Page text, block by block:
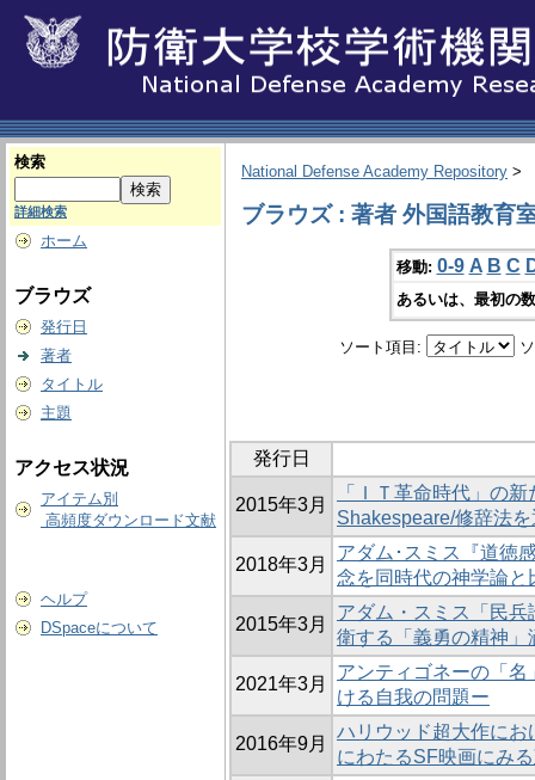
検索
詳細検索
ホーム
ブラウズ
発行日
著者
タイトル
主題
アクセス状況
アイテム別
高頻度ダウンロード文献
ヘルプ
DSpaceについて
National Defense Academy Repository >
ブラウズ : 著者 外国語教育
移動: 0-9 A B C
あるいは、最初の
ソート項目:
発行日
2015年3月
「ＩＴ革命時代」の
Shakespeare/修辞法
2018年3月
アダム･スミス『道徳
念を同時代の神学論と
2015年3月
アダム・スミス「民
衛する「義勇の精神
2021年3月
アンティゴネーの「
ける自我の問題ー
2016年9月
ハリウッド超大作に
にわたるSF映画にみ